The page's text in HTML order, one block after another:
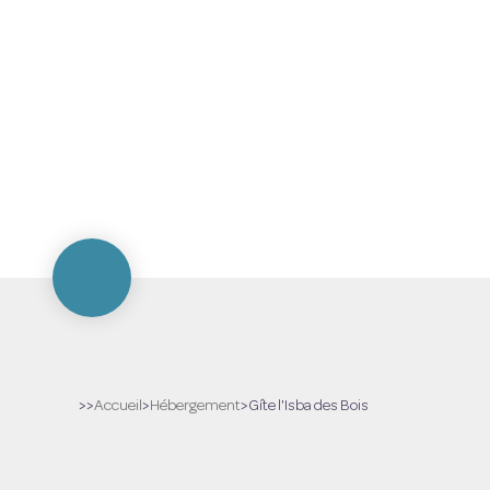
>>Accueil > Hébergement>Gîte l'Isba des Bois